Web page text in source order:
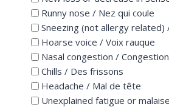
Runny nose / Nez qui coule
Sneezing (not allergy
Hoarse voice / Voix rauque
Nasal congestion /
Chills / Des frissons
Headache / Mal de tête
Unexplained fatigue or